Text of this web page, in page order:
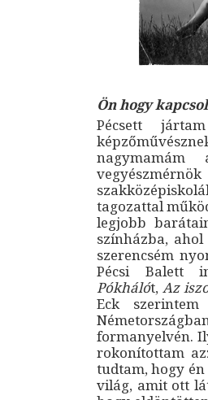
Ön hogy
Pécsett
tagozattal
legjobb
színházba,
szerencsém
Pécsi Balett
Pókhálót, Az
Eck
formanyelvén.
rokonítottam
tudtam, hogy
világ, amit ott